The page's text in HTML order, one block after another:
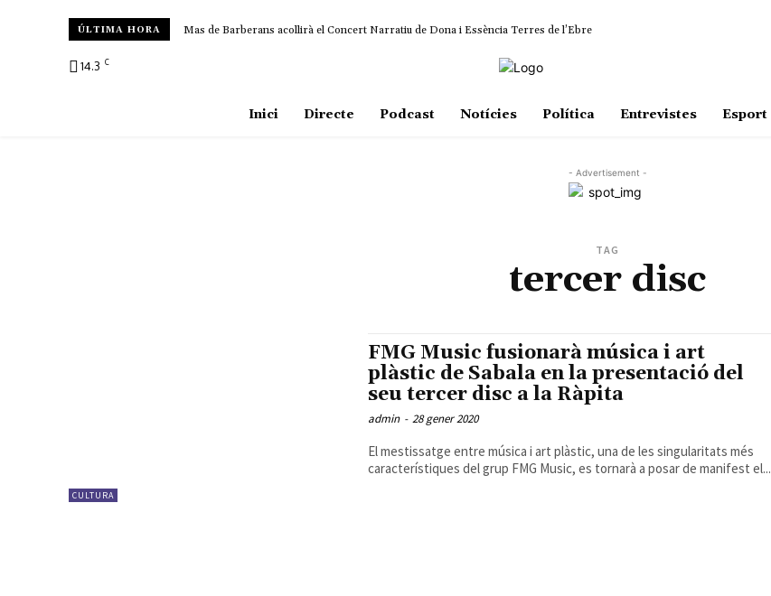
ÚLTIMA HORA Mas de Barberans acollirà el Concert Narratiu de Dona i Essència Terres de l’Ebre
14.3 C
Inici Directe Podcast Notícies Política Entrevistes Esport
- Advertisement -
TAG
tercer disc
CULTURA
FMG Music fusionarà música i art
plàstic de Sabala en la presentació del
seu tercer disc a la Ràpita
admin - 28 gener 2020
El mestissatge entre música i art plàstic, una de les singularitats més
característiques del grup FMG Music, es tornarà a posar de manifest el...